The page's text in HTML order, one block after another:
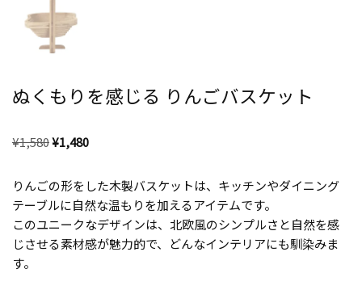
ぬくもりを感じる りんごバスケット
¥1,580¥1,480
りんごの形をした木製バスケットは、キッチンやダイニング
テーブルに自然な温もりを加えるアイテムです。
このユニークなデザインは、北欧風のシンプルさと自然を感
じさせる素材感が魅力的で、どんなインテリアにも馴染みま
す。